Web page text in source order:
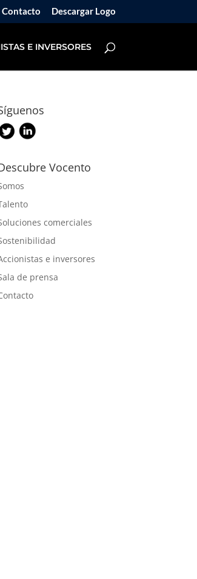
Contacto Descargar Logo
E INVERSORES
Vocento
comerciales
e inversores
de prensa